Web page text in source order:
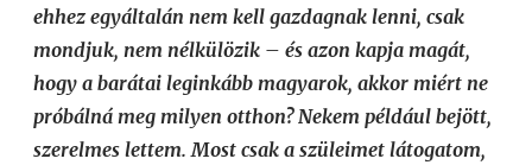
ehhez egyáltalán nem kell gazdagnak lenni, csak
mondjuk, nem nélkülözik – és azon kapja magát,
hogy a barátai leginkább magyarok, akkor miért ne
próbálná meg milyen otthon? Nekem például bejött,
szerelmes lettem. Most csak a szüleimet látogatom,